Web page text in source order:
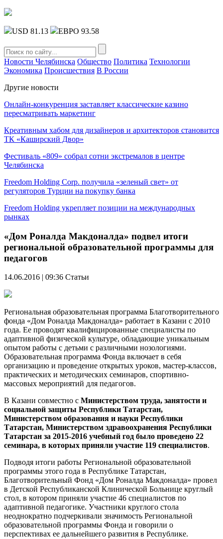
USD 81.13 ЕВРО 93.58
Новости Челябинска Общество Политика Технологии
Экономика Происшествия В России
Другие новости
Онлайн-конкуренция заставляет классические казино
пересматривать маркетинг
Креативным хабом для дизайнеров и архитекторов становится
ТК «Каширский Двор»
Фестиваль «809» собрал сотни экстремалов в центре
Челябинска
Freedom Holding Corp. получила «зеленый свет» от
регуляторов Турции на покупку банка
Freedom Holding укрепляет позиции на международных
рынках
«Дом Роналда Макдоналда» подвел итоги
региональной образовательной программы для
педагогов
14.06.2016 | 09:36 Статьи
Региональная образовательная программа Благотворительного
фонда «Дом Роналда Макдоналда» работает в Казани с 2010
года. Ее проводят квалифицированные специалисты по
адаптивной физической культуре, обладающие уникальным
опытом работы с детьми с различными нозологиями.
Образовательная программа Фонда включает в себя
организацию и проведение открытых уроков, мастер-классов,
практических и методических семинаров, спортивно-
массовых мероприятий для педагогов.
В Казани совместно с Министерством труда, занятости и
социальной защиты Республики Татарстан,
Министерством образования и науки Республики
Татарстан, Министерством здравоохранения Республики
Татарстан за 2015-2016 учебный год было проведено 22
семинара, в которых приняли участие 119 специалистов.
Подводя итоги работы Региональной образовательной
программы этого года в Республике Татарстан,
Благотворительный Фонд «Дом Роналда Макдоналда» провел
в Детской Республиканской Клинической Больнице круглый
стол, в котором приняли участие 46 специалистов по
адаптивной педагогике. Участники круглого стола
неоднократно подчеркивали значимость Региональной
образовательной программы Фонда и говорили о
перспективах ее дальнейшего развития в Республике.